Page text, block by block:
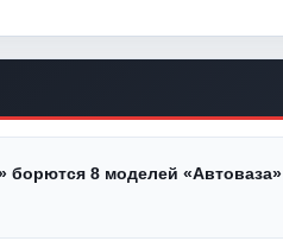
борются 8 моделей «Автоваза»